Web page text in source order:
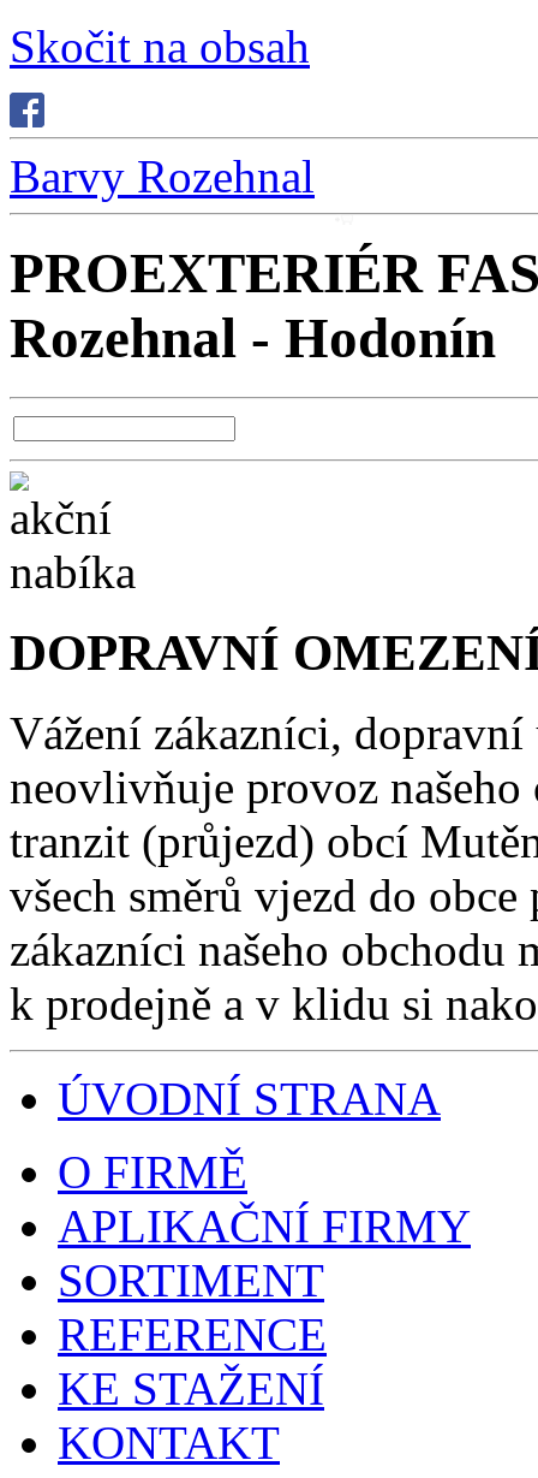
Skočit na obsah
Barvy Rozehnal
PROEXTERIÉR
Rozehnal - Hodonín
DOPRAVNÍ
Vážení zákazníci,
neovlivňuje provoz našeho
tranzit (průjezd) obcí
všech směrů vjezd do obce
zákazníci našeho obchodu
k prodejně a v klidu si
ÚVODNÍ STRANA
O FIRMĚ
APLIKAČNÍ FIRMY
SORTIMENT
REFERENCE
KE STAŽENÍ
KONTAKT